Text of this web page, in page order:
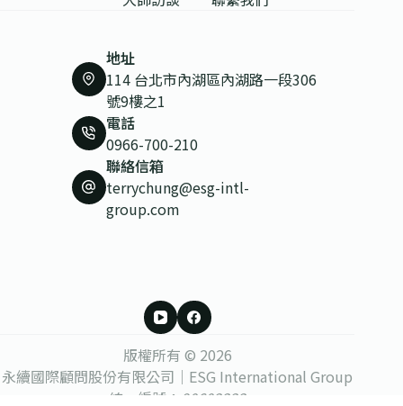
地址
114 台北市內湖區內湖路一段306
號9樓之1
電話
0966-700-210
聯絡信箱
terrychung@esg-intl-
group.com
版權所有 © 2026
永續國際顧問股份有限公司｜ESG International Group
統一編號： 90603333